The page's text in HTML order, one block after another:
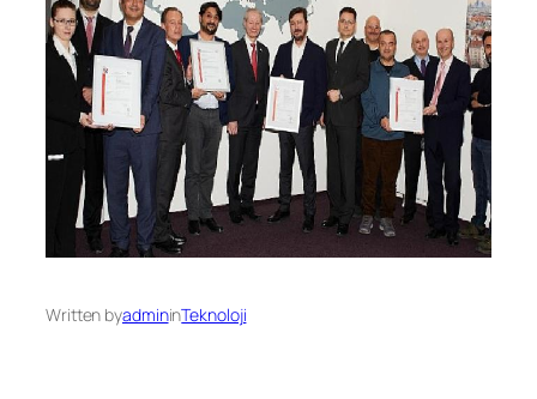
Written byadmininTeknoloji